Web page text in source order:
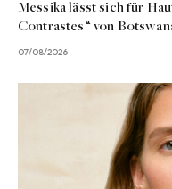
Messika lässt sich für
Contrastes“ von
07/08/2026